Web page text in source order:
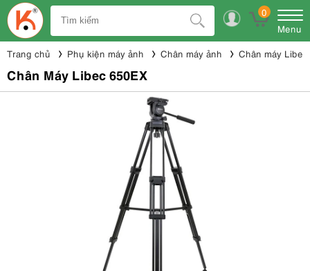
0
Menu
Trang chủ Phụ kiện máy ảnh Chân máy ảnh Chân máy Libec
Chân Máy Libec 650EX